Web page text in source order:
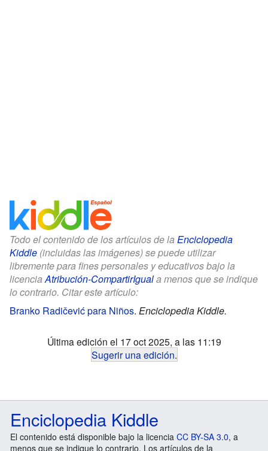
Todo el contenido de los artículos de la Enciclopedia
Kiddle (incluidas las imágenes) se puede utilizar
libremente para fines personales y educativos bajo la
licenciaAtribución-CompartirIguala menos que se indique
lo contrario. Citar este artículo:
Branko Radičević para Niños. Enciclopedia Kiddle.
Última edición el 17 oct 2025, a las 11:19
Sugerir una edición.
Enciclopedia Kiddle
El contenido está disponible bajo la licencia CC BY-SA 3.0, a
menos que se indique lo contrario. Los artículos de la